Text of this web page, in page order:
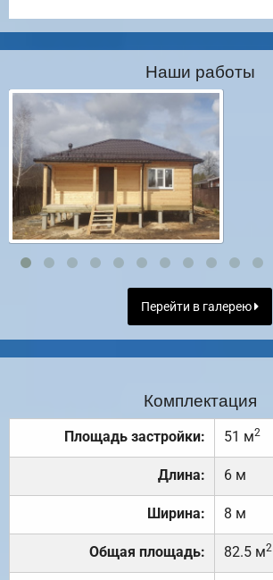
Наши работы
Перейти в галерею
Комплектация
Площадь застройки: 51 м2
Длина: 6 м
Ширина: 8 м
Общая площадь: 82.5 м2